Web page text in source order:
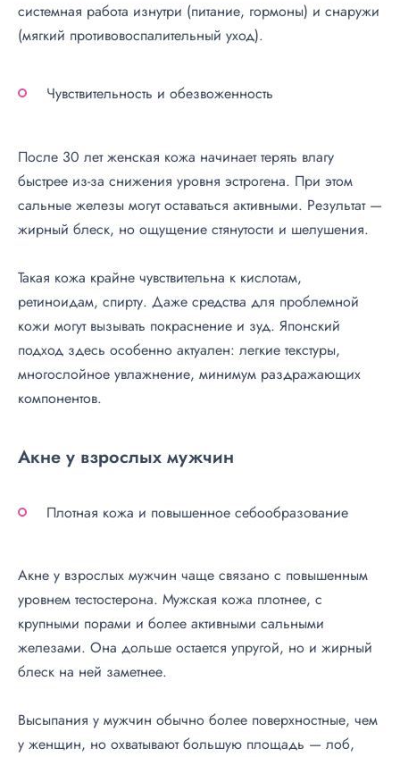
системная работа изнутри (питание, гормоны) и снаружи
(мягкий противовоспалительный уход).
Чувствительность и обезвоженность
После 30 лет женская кожа начинает терять влагу
быстрее из-за снижения уровня эстрогена. При этом
сальные железы могут оставаться активными. Результат —
жирный блеск, но ощущение стянутости и шелушения.
Такая кожа крайне чувствительна к кислотам,
ретиноидам, спирту. Даже средства для проблемной
кожи могут вызывать покраснение и зуд. Японский
подход здесь особенно актуален: легкие текстуры,
многослойное увлажнение, минимум раздражающих
компонентов.
Акне у взрослых мужчин
Плотная кожа и повышенное себообразование
Акне у взрослых мужчин чаще связано с повышенным
уровнем тестостерона. Мужская кожа плотнее, с
крупными порами и более активными сальными
железами. Она дольше остается упругой, но и жирный
блеск на ней заметнее.
Высыпания у мужчин обычно более поверхностные, чем
у женщин, но охватывают большую площадь — лоб,